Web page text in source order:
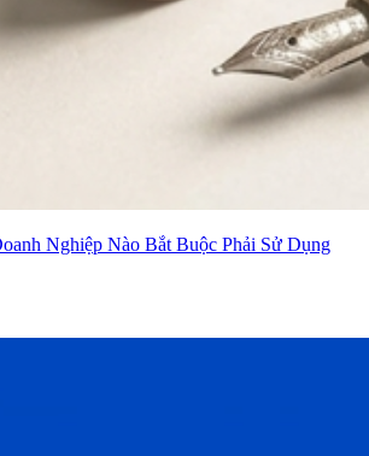
Nghiệp Nào Bắt Buộc Phải Sử Dụng